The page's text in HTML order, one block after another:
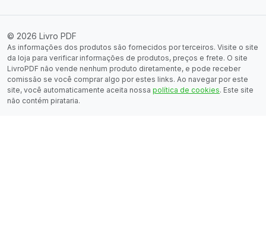
© 2026 Livro PDF
As informações dos produtos são fornecidos por terceiros. Visite o site
da loja para verificar informações de produtos, preços e frete. O site
LivroPDF não vende nenhum produto diretamente, e pode receber
comissão se você comprar algo por estes links. Ao navegar por este
site, você automaticamente aceita nossa política de cookies. Este site
não contém pirataria.